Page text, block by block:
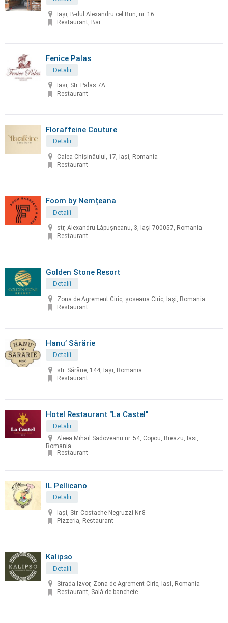
Iași, B-dul Alexandru cel Bun, nr. 16
Restaurant, Bar
Fenice Palas
Detalii
Iasi, Str. Palas 7A
Restaurant
Floraffeine Couture
Detalii
Calea Chișinăului, 17, Iași, Romania
Restaurant
Foom by Nemțeana
Detalii
str, Alexandru Lăpușneanu, 3, Iași 700057, Romania
Restaurant
Golden Stone Resort
Detalii
Zona de Agrement Ciric, șoseaua Ciric, Iași, Romania
Restaurant
Hanu’ Sărărie
Detalii
str. Sărărie, 144, Iași, Romania
Restaurant
Hotel Restaurant "La Castel"
Detalii
Aleea Mihail Sadoveanu nr. 54, Copou, Breazu, Iasi,
Romania
Restaurant
IL Pellicano
Detalii
Iași, Str. Costache Negruzzi Nr.8
Pizzeria, Restaurant
Kalipso
Detalii
Strada Izvor, Zona de Agrement Ciric, Iasi, Romania
Restaurant, Sală de banchete